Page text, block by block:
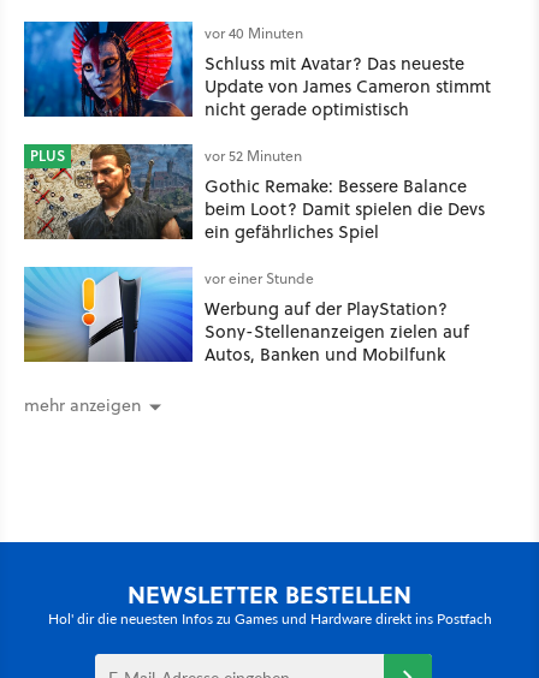
vor 40 Minuten
Schluss mit Avatar? Das neueste
Update von James Cameron stimmt
nicht gerade optimistisch
PLUS vor 52 Minuten
Gothic Remake: Bessere Balance
beim Loot? Damit spielen die Devs
ein gefährliches Spiel
vor einer Stunde
Werbung auf der PlayStation?
Sony-Stellenanzeigen zielen auf
Autos, Banken und Mobilfunk
mehr anzeigen
NEWSLETTER BESTELLEN
Hol' dir die neuesten Infos zu Games und Hardware direkt ins Postfach